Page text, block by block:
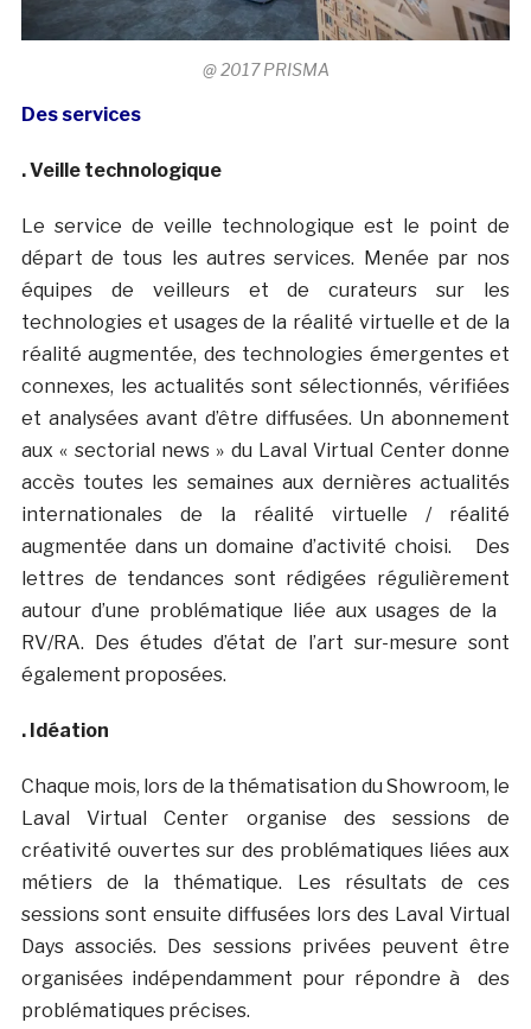
@ 2017 PRISMA
Des services
. Veille technologique
Le service de veille technologique est le point de
départ de tous les autres services. Menée par nos
équipes de veilleurs et de curateurs sur les
technologies et usages de la réalité virtuelle et de la
réalité augmentée, des technologies émergentes et
connexes, les actualités sont sélectionnés, vérifiées
et analysées avant d’être diffusées. Un abonnement
aux « sectorial news » du Laval Virtual Center donne
accès toutes les semaines aux dernières actualités
internationales de la réalité virtuelle / réalité
augmentée dans un domaine d’activité choisi. Des
lettres de tendances sont rédigées régulièrement
autour d’une problématique liée aux usages de la
RV/RA. Des études d’état de l’art sur-mesure sont
également proposées.
. Idéation
Chaque mois, lors de la thématisation du Showroom, le
Laval Virtual Center organise des sessions de
créativité ouvertes sur des problématiques liées aux
métiers de la thématique. Les résultats de ces
sessions sont ensuite diffusées lors des Laval Virtual
Days associés. Des sessions privées peuvent être
organisées indépendamment pour répondre à des
problématiques précises.